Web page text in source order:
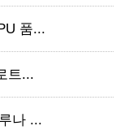
품...
트...
나 ...